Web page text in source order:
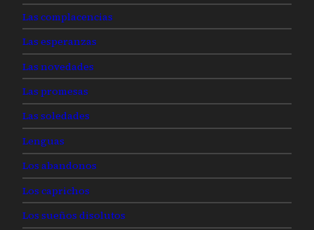
Las complacencias
Las esperanzas
Las novedades
Las promesas
Las soledades
Lenguas
Los abandonos
Los caprichos
Los sueños disolutos